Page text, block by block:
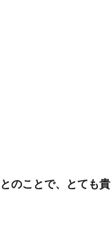
のことで、とても貴